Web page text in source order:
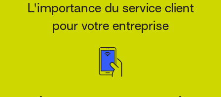
L'importance du service client
pour votre entreprise